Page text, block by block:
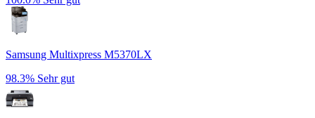
Samsung Multixpress M5370LX
98.3% Sehr gut